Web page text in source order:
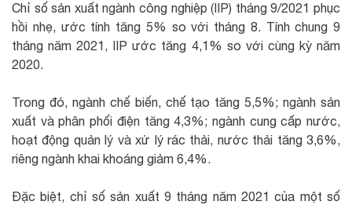
Chỉ số sản xuất ngành công nghiệp (IIP) tháng 9/2021 phục
hồi nhẹ, ước tính tăng 5% so với tháng 8. Tính chung 9
tháng năm 2021, IIP ước tăng 4,1% so với cùng kỳ năm
2020.
Trong đó, ngành chế biến, chế tạo tăng 5,5%; ngành sản
xuất và phân phối điện tăng 4,3%; ngành cung cấp nước,
hoạt động quản lý và xử lý rác thải, nước thải tăng 3,6%,
riêng ngành khai khoáng giảm 6,4%.
Đặc biệt, chỉ số sản xuất 9 tháng năm 2021 của một số